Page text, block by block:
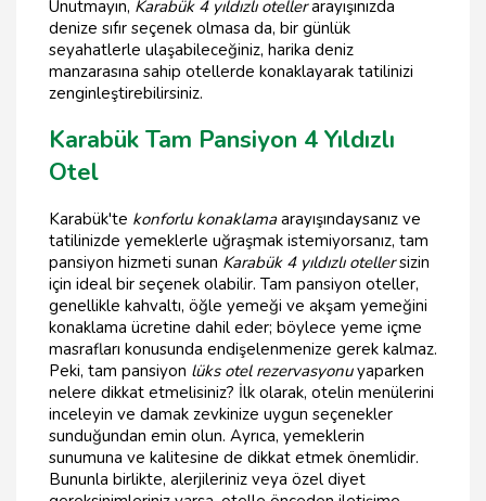
Unutmayın, Karabük 4 yıldızlı otellerarayışınızda
denize sıfır seçenek olmasa da, bir günlük
seyahatlerle ulaşabileceğiniz, harika deniz
manzarasına sahip otellerde konaklayarak tatilinizi
zenginleştirebilirsiniz.
Karabük Tam Pansiyon 4 Yıldızlı
Otel
Karabük'te konforlu konaklamaarayışındaysanız ve
tatilinizde yemeklerle uğraşmak istemiyorsanız, tam
pansiyon hizmeti sunan Karabük 4 yıldızlı otellersizin
için ideal bir seçenek olabilir. Tam pansiyon oteller,
genellikle kahvaltı, öğle yemeği ve akşam yemeğini
konaklama ücretine dahil eder; böylece yeme içme
masrafları konusunda endişelenmenize gerek kalmaz.
Peki, tam pansiyon lüks otel rezervasyonuyaparken
nelere dikkat etmelisiniz? İlk olarak, otelin menülerini
inceleyin ve damak zevkinize uygun seçenekler
sunduğundan emin olun. Ayrıca, yemeklerin
sunumuna ve kalitesine de dikkat etmek önemlidir.
Bununla birlikte, alerjileriniz veya özel diyet